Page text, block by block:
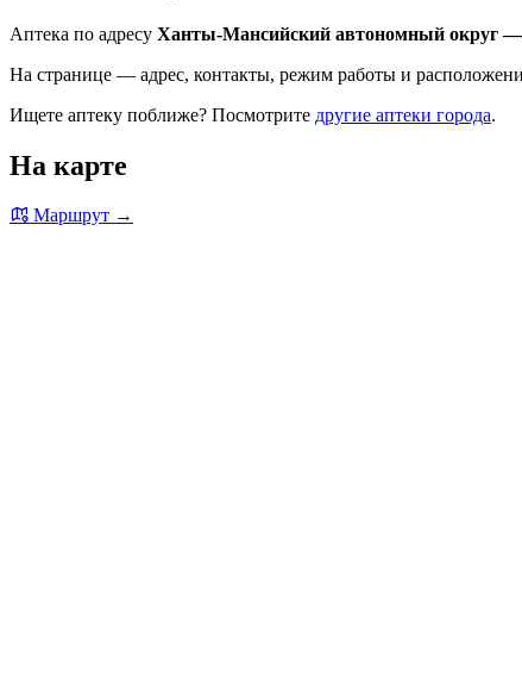
Аптека по адресу Ханты-Мансийский автономный округ
На странице — адрес, контакты, режим работы и
Ищете аптеку поближе? Посмотрите другие аптеки города.
На карте
Маршрут →